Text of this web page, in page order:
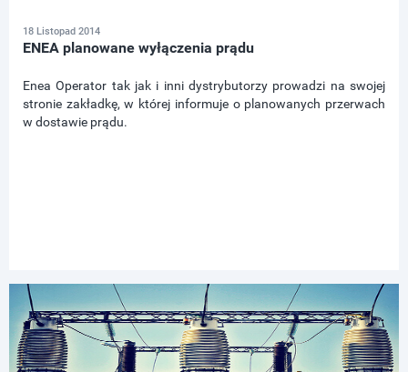
18 Listopad 2014
ENEA planowane wyłączenia prądu
Enea Operator tak jak i inni dystrybutorzy prowadzi na swojej
stronie zakładkę, w której informuje o planowanych przerwach
w dostawie prądu.